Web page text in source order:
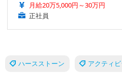
月給20万5,000円～30万円
正社員
ハースストーン アクティ